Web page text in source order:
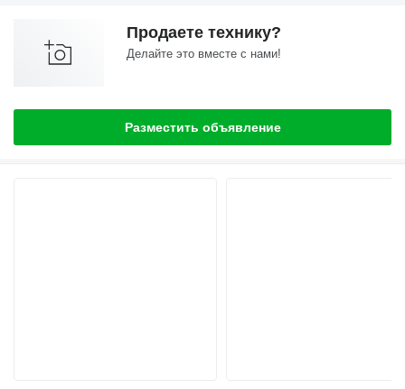
Продаете технику?
Делайте это вместе с нами!
Разместить объявление